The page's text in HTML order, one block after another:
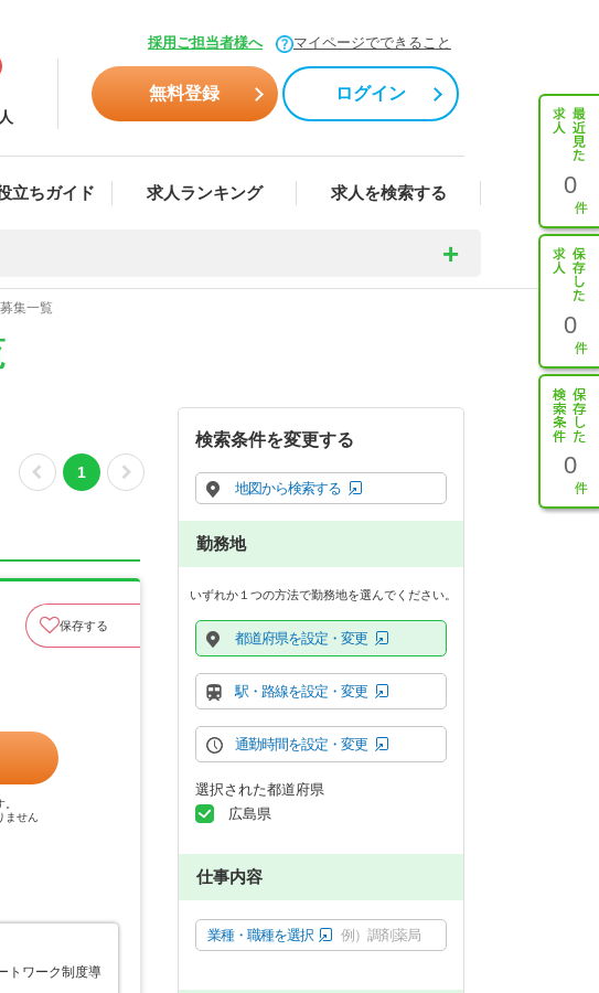
採用ご担当者様へ マイページでできること
無料登録 ログイン
立ちガイド 求人ランキング 求人を検索する 0
0
0
集一覧
1
保存する
ません
トワーク制度導
検索条件を変更する
地図から検索する
勤務地
いずれか１つの方法で勤務地を選んでください。
都道府県を設定・変更
駅・路線を設定・変更
通勤時間を設定・変更
選択された都道府県
広島県
仕事内容
業種・職種を選択 例）調剤薬局